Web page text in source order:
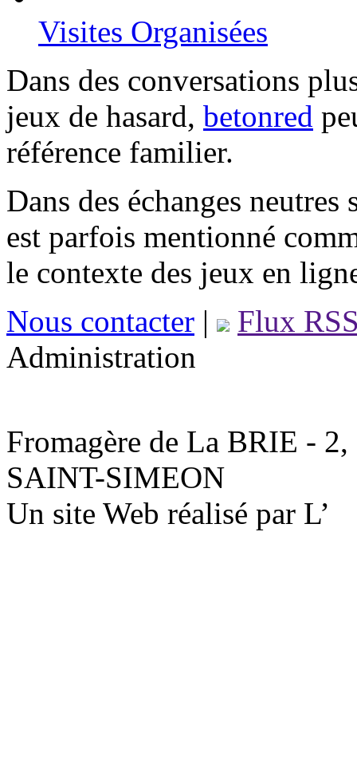
Visites Organisées
Dans des conversations
jeux de hasard, betonred
référence familier.
Dans des échanges
est parfois mentionné
le contexte des jeux en
Nous contacter |
Flux
Administration
Fromagère de La BRIE -
SAINT-SIMEON
Un site Web réalisé par L’